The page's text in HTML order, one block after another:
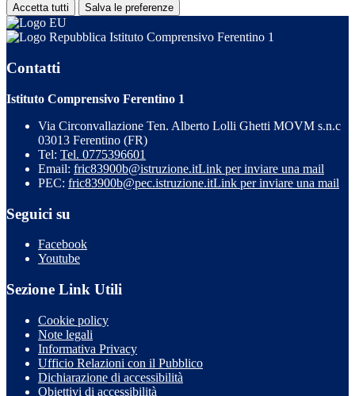
Accetta tutti Salva le preferenze
Istituto Comprensivo Ferentino 1
Contatti
Istituto Comprensivo Ferentino 1
Via Circonvallazione Ten. Alberto Lolli Ghetti MOVM s.n.c
03013 Ferentino (FR)
Tel: Tel. 0775396601
Email: fric83900b@istruzione.itLink per inviare una mail
PEC: fric83900b@pec.istruzione.itLink per inviare una mail
Seguici su
Facebook
Youtube
Sezione Link Utili
Cookie policy
Note legali
Informativa Privacy
Ufficio Relazioni con il Pubblico
Dichiarazione di accessibilità
Obiettivi di accessibilità